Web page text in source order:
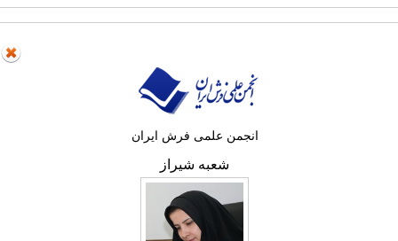
انجمن علمی فرش ایران
شعبه شیراز